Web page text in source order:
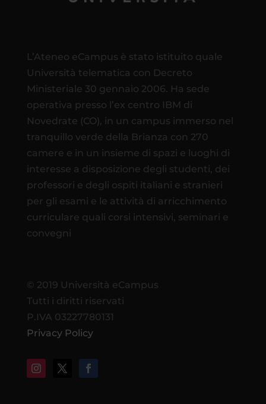
L’Ateneo eCampus è stato istituito quale
Università telematica con Decreto
Ministeriale 30 gennaio 2006. Ha sede
operativa presso l’ex centro IBM di
Novedrate (CO), in un campus immerso nel
tranquillo verde della Brianza con 270
camere e in un insieme di spazi e luoghi di
interesse a disposizione degli studenti, dei
professori e degli ospiti italiani e stranieri
per gli esami e le attività di arricchimento
curriculare quali corsi intensivi, seminari e
convegni
© 2019 Università eCampus
Tutti i diritti riservati
P.IVA 03227780131
Privacy Policy